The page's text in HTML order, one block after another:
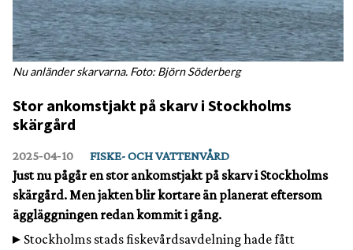
Nu anländer skarvarna. Foto: Björn Söderberg
Stor ankomstjakt på skarv i Stockholms
skärgård
2025‑04‑10 FISKE- OCH VATTENVÅRD
Just nu pågår en stor ankomstjakt på skarv i Stockholms
skärgård. Men jakten blir kortare än planerat eftersom
äggläggningen redan kommit i gång.
Stockholms stads fiskevårdsavdelning hade fått